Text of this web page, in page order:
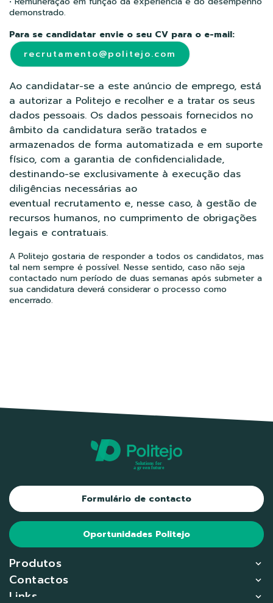
demonstrado.
Para se candidatar envie o seu CV para o e-mail:
recrutamento@politejo.com
Ao candidatar-se a este anúncio de emprego, está
a autorizar a Politejo e recolher e a tratar os seus
dados pessoais. Os dados pessoais fornecidos no
âmbito da candidatura serão tratados e
armazenados de forma automatizada e em suporte
físico, com a garantia de confidencialidade,
destinando-se exclusivamente à execução das
diligências necessárias ao
eventual recrutamento e, nesse caso, à gestão de
recursos humanos, no cumprimento de obrigações
legais e contratuais.
A Politejo gostaria de responder a todos os candidatos, mas
tal nem sempre é possível. Nesse sentido, caso não seja
contactado num período de duas semanas após submeter a
sua candidatura deverá considerar o processo como
encerrado.
Formulário de contacto
Oportunidades Politejo
Produtos
Contactos
Links